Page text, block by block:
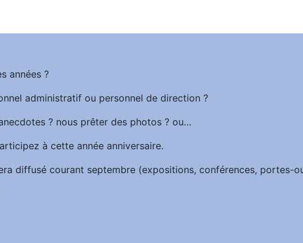
années ?
administratif ou personnel de direction ?
? nous prêter des photos ? ou…
à cette année anniversaire.
diffusé courant septembre (expositions, conférences, portes-